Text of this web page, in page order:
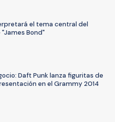
el tema central del
Bond"
Daft Punk lanza figuritas de
en el Grammy 2014